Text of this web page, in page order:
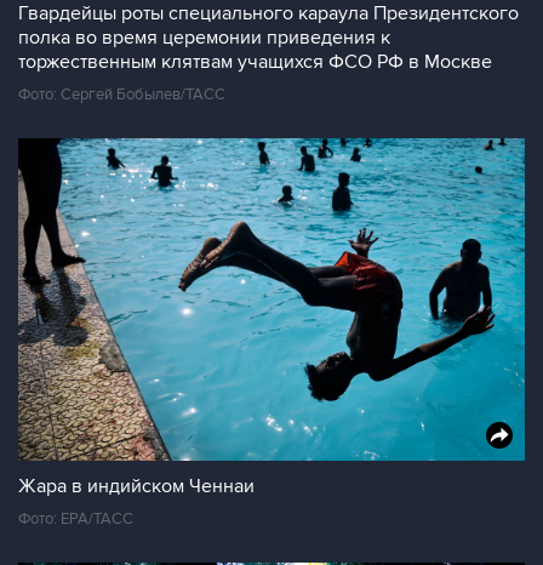
Гвардейцы роты специального караула Президентского
полка во время церемонии приведения к
торжественным клятвам учащихся ФСО РФ в Москве
Фото: Сергей Бобылев/ТАСС
Жара в индийском Ченнаи
Фото: ЕРА/ТАСС